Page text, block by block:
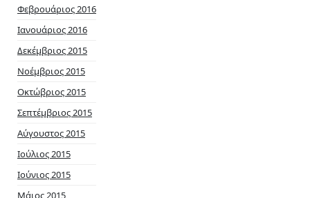
Φεβρουάριος 2016
Ιανουάριος 2016
Δεκέμβριος 2015
Νοέμβριος 2015
Οκτώβριος 2015
Σεπτέμβριος 2015
Αύγουστος 2015
Ιούλιος 2015
Ιούνιος 2015
Μάιος 2015